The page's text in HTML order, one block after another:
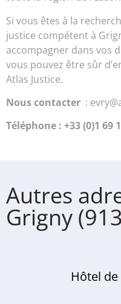
Si vous êtes à la
justice compétent à
accompagner dans vos
vous pouvez être sûr
Atlas Justice.
Nous contacter :
Téléphone : +33 (0)1 69
Autres
Grigny
Hôtel